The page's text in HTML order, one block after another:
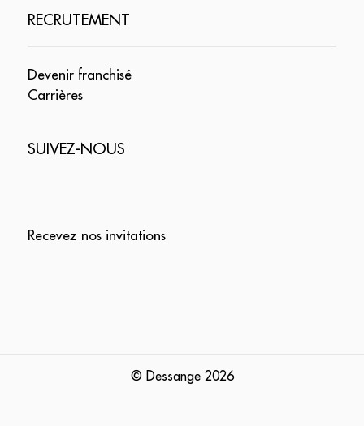
RECRUTEMENT
Devenir franchisé
Carrières
SUIVEZ-NOUS
Recevez nos invitations
© Dessange 2026